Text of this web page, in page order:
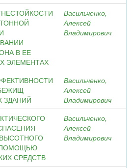
В ЕЕ
ЭЛЕМЕНТАХ
Васильченко,
Алексей
Владимирович
ЗДАНИЙ
Васильченко,
Алексей
Владимирович
СРЕДСТВ
Васильченко,
Алексей
Владимирович